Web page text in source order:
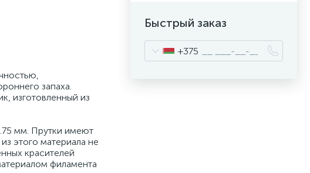
запаха.
изготовленный из
мм. Прутки имеют
этого материала не
красителей
филамента
Быстрый заказ
+375